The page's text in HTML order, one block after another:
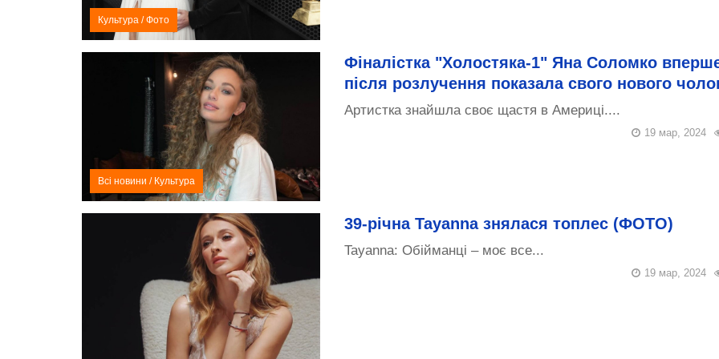
Культура /Фото
Всі новини / Культура
Фіналістка "Холостяка-1" Яна Соломко
після розлучення показала свого нового
Артистка знайшла своє щастя в Америці....
19 мар, 2024
39-річна Tayanna знялася топлес (ФОТО)
Tayanna: Обійманці – моє все...
19 мар, 2024